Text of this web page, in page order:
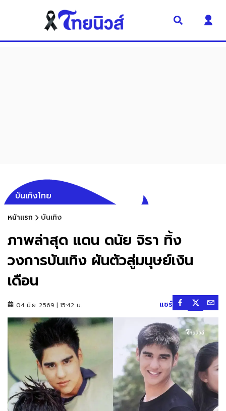
บันเทิงไทย
หน้าแรก บันเทิง
ภาพล่าสุด แดน ดนัย จิรา ทิ้ง
วงการบันเทิง ผันตัวสู่มนุษย์เงิน
เดือน
04 มิ.ย. 2569 | 15:42 น. แชร์